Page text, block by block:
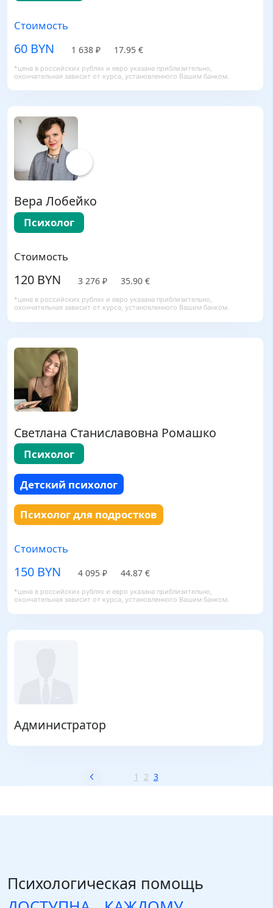
Стоимость
60 BYN 1 638 ₽ 17.95 €
*цена в российских рублях и евро указана приблизительно,
окончательная зависит от курса, установленного Вашим банком.
Вера Лобейко
Психолог
Стоимость
120 BYN 3 276 ₽ 35.90 €
*цена в российских рублях и евро указана приблизительно,
окончательная зависит от курса, установленного Вашим банком.
Светлана Станиславовна Ромашко
Психолог
Детский психолог
Психолог для подростков
Стоимость
150 BYN 4 095 ₽ 44.87 €
*цена в российских рублях и евро указана приблизительно,
окончательная зависит от курса, установленного Вашим банком.
Администратор
1 2 3
Психологическая помощь